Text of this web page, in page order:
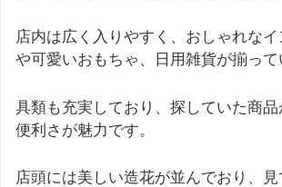
店内は広く入りやすく、おしゃれな
や可愛いおもちゃ、日用雑貨が揃って
具類も充実しており、探していた商
便利さが魅力です。
店頭には美しい造花が並んでおり、